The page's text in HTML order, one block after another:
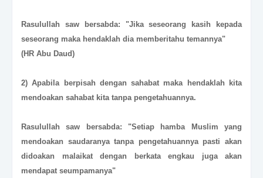
Rasulullah saw bersabda: "Jika seseorang kasih kepada
seseorang maka hendaklah dia memberitahu temannya"
(HR Abu Daud)
2) Apabila berpisah dengan sahabat maka hendaklah kita
mendoakan sahabat kita tanpa pengetahuannya.
Rasulullah saw bersabda: "Setiap hamba Muslim yang
mendoakan saudaranya tanpa pengetahuannya pasti akan
didoakan malaikat dengan berkata engkau juga akan
mendapat seumpamanya"